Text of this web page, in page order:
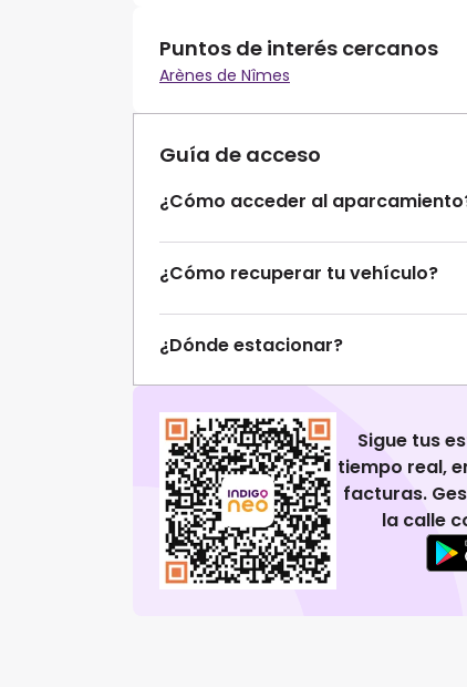
Puntos de interés cercanos
Arènes de Nîmes
Guía de acceso
¿Cómo acceder al
¿Cómo recuperar tu vehículo?
¿Dónde estacionar?
Sigue tus
tiempo real,
facturas.
la calle